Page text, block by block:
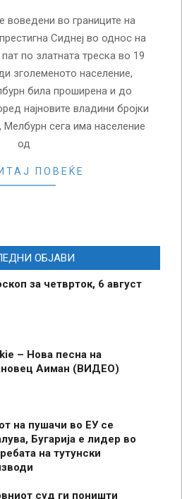
воведени во границите на
Сиднеј во однос на
по златната треска во 19
зголеменото население,
била проширена и до
најновите владини бројки
Мелбурн сега има население
од
ПОВЕЌЕ
ОБЈАВИ
за четврток, 6 август
– Нова песна на
Аиман (ВИДЕО)
на пушачи во ЕУ се
Бугарија е лидер во
на тутунски
суд ги поништи